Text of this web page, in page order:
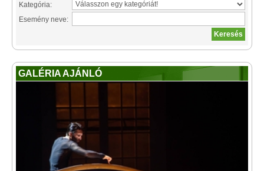
Kategória:
Esemény neve:
GALÉRIA AJÁNLÓ